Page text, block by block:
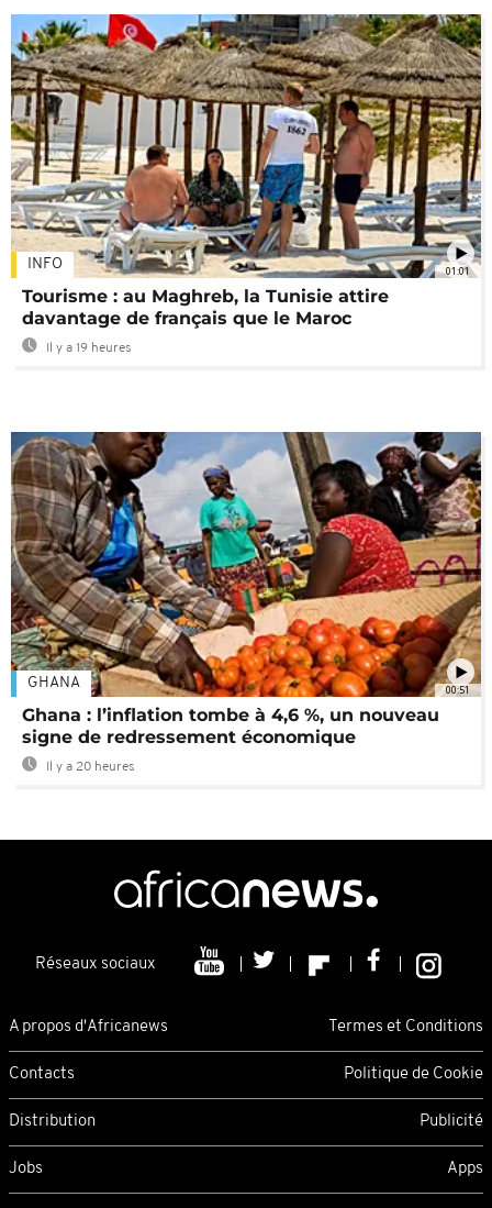
01:01
INFO
Tourisme : au Maghreb, la Tunisie attire
davantage de français que le Maroc
Il y a 19 heures
00:51
GHANA
Ghana : l’inflation tombe à 4,6 %, un nouveau
signe de redressement économique
Il y a 20 heures
Réseaux sociaux
A propos d'Africanews Termes et Conditions
Contacts Politique de Cookie
Distribution Publicité
Jobs Apps